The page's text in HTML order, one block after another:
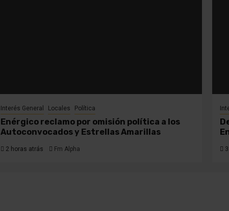
Interés General Locales Política
Enérgico reclamo por omisión política a los
Autoconvocados y Estrellas Amarillas
2 horas atrás Fm Alpha